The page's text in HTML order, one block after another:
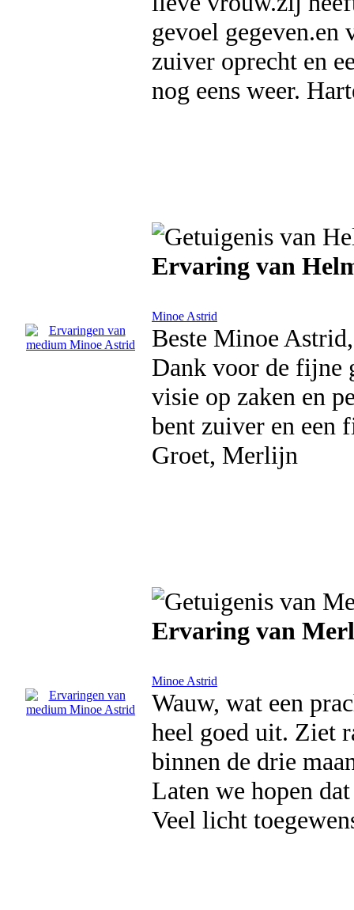
gevoel
zuiver oprecht en
nog eens weer.
Ervaring van
Minoe Astrid
Beste Minoe Astrid,
Dank voor de fijne
visie op zaken en
bent zuiver en een
Groet, Merlijn
Ervaring van
Minoe Astrid
Wauw, wat een
heel goed uit. Ziet
binnen de drie
Laten we hopen
Veel licht